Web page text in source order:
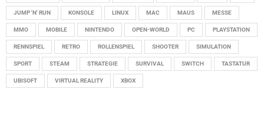
JUMP 'N' RUN KONSOLE LINUX MAC MAUS MESSE
MMO MOBILE NINTENDO OPEN-WORLD PC PLAYSTATION
RENNSPIEL RETRO ROLLENSPIEL SHOOTER SIMULATION
SPORT STEAM STRATEGIE SURVIVAL SWITCH TASTATUR
UBISOFT VIRTUAL REALITY XBOX